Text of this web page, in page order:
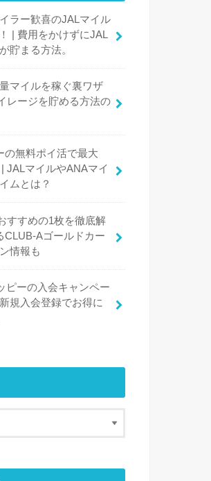
ラー歓喜のJALマイル
| 費用をかけずにJAL
貯まる方法。
マイルを稼ぐ裏ワザ
レージを貯める方法の
の無料ポイ活で最大
JALマイルやANAマイ
ムとは？
すすめの1枚を徹底解
CLUB-Aゴールドカー
情報も
ピーの入会キャンペー
規入会登録でお得に